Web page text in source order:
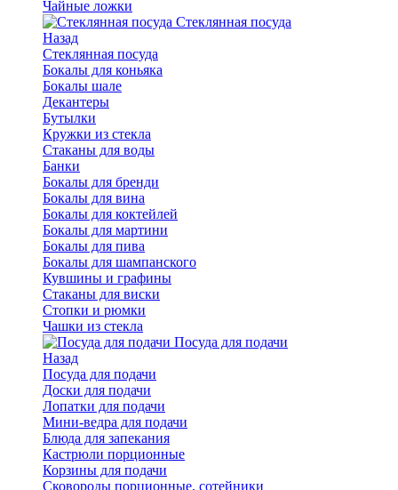
Чайные ложки
Стеклянная посуда
Назад
Стеклянная посуда
Бокалы для коньяка
Бокалы шале
Декантеры
Бутылки
Кружки из стекла
Стаканы для воды
Банки
Бокалы для бренди
Бокалы для вина
Бокалы для коктейлей
Бокалы для мартини
Бокалы для пива
Бокалы для шампанского
Кувшины и графины
Стаканы для виски
Стопки и рюмки
Чашки из стекла
Посуда для подачи
Назад
Посуда для подачи
Доски для подачи
Лопатки для подачи
Мини-ведра для подачи
Блюда для запекания
Кастрюли порционные
Корзины для подачи
Сковороды порционные, сотейники